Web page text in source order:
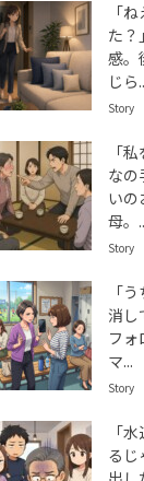
「
た？
感。
じら
Story
「
なの
いの
母。
Story
「
消し
フ
マ...
Story
「
るじ